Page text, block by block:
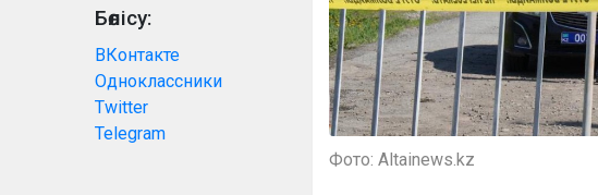
Бөлісу:
ВКонтакте
Одноклассники
Twitter
Telegram
Фото: Altainews.kz